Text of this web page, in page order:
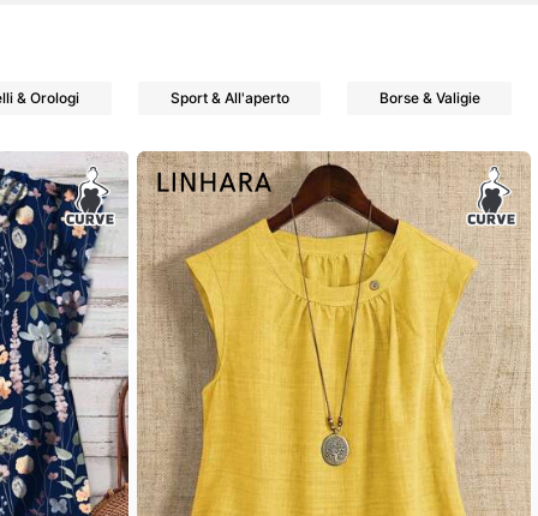
& Orologi Sport & All'aperto Borse & Valigie